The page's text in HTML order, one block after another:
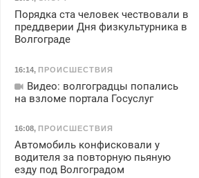
Порядка ста человек чествовали в
преддверии Дня физкультурника в
Волгограде
16:14, ПРОИСШЕСТВИЯ
Видео: волгоградцы попались
на взломе портала Госуслуг
16:08, ПРОИСШЕСТВИЯ
Автомобиль конфисковали у
водителя за повторную пьяную
езду под Волгоградом